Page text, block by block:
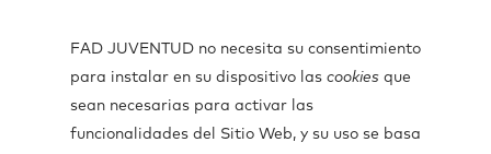
FAD JUVENTUD no necesita su consentimiento
para instalar en su dispositivo las cookies que
sean necesarias para activar las
funcionalidades del Sitio Web, y su uso se basa